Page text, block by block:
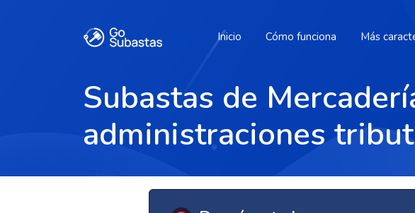
Inicio Cómo funciona Más
Subastas de
administraciones